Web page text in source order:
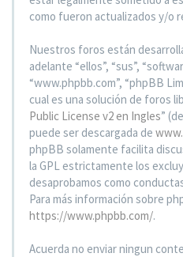
como fueron actualizados y/o
Nuestros foros están
adelante “ellos”, “sus”,
“www.phpbb.com”, “phpBB
cual es una solución de foros
Public License v2 en Ingles”
puede ser descargada de
phpBB solamente facilita
la GPL estrictamente los
desaprobamos como
Para más información sobre
https://www.phpbb.com/.
Acuerda no enviar ningun